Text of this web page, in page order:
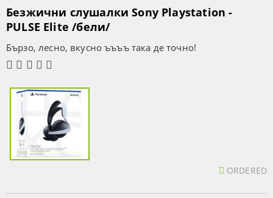
Безжични слушалки Sony Playstation -
PULSE Elite /бели/
Бързо, лесно, вкусно ъъъъ така де точно!
ORDERED